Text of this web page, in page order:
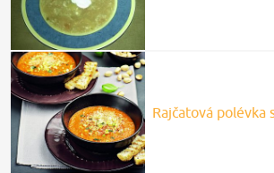
Rajčatová polévka